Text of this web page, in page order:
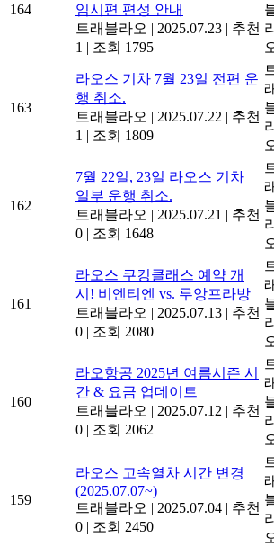
164
임시편 편성 안내
트래블라오 | 2025.07.23 | 추천
1 | 조회 1795
163
라오스 기차 7월 23일 전편 운
행 취소.
트래블라오 | 2025.07.22 | 추천
1 | 조회 1809
162
7월 22일, 23일 라오스 기차
일부 운행 취소.
트래블라오 | 2025.07.21 | 추천
0 | 조회 1648
161
라오스 쿠킹클래스 예약 개
시! 비엔티엔 vs. 루앙프라방
트래블라오 | 2025.07.13 | 추천
0 | 조회 2080
160
라오항공 2025년 여름시즌 시
간 & 요금 업데이트
트래블라오 | 2025.07.12 | 추천
0 | 조회 2062
159
라오스 고속열차 시간 변경
(2025.07.07~)
트래블라오 | 2025.07.04 | 추천
0 | 조회 2450